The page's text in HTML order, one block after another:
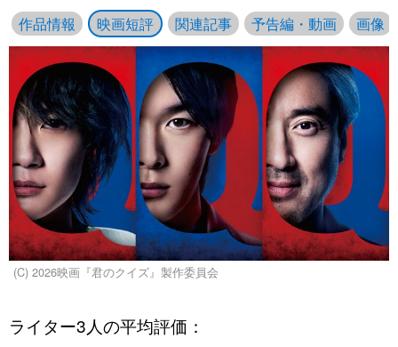
作品情報 映画短評 関連記事 予告編・動画 画像
(C) 2026映画『君のクイズ』製作委員会
ライター3人の平均評価：